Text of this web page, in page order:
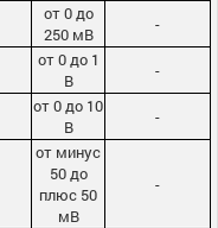
от 0 до
250 мВ
-
от 0 до 1
В
-
от 0 до 10
В
-
от минус
50 до
плюс 50
мВ
-